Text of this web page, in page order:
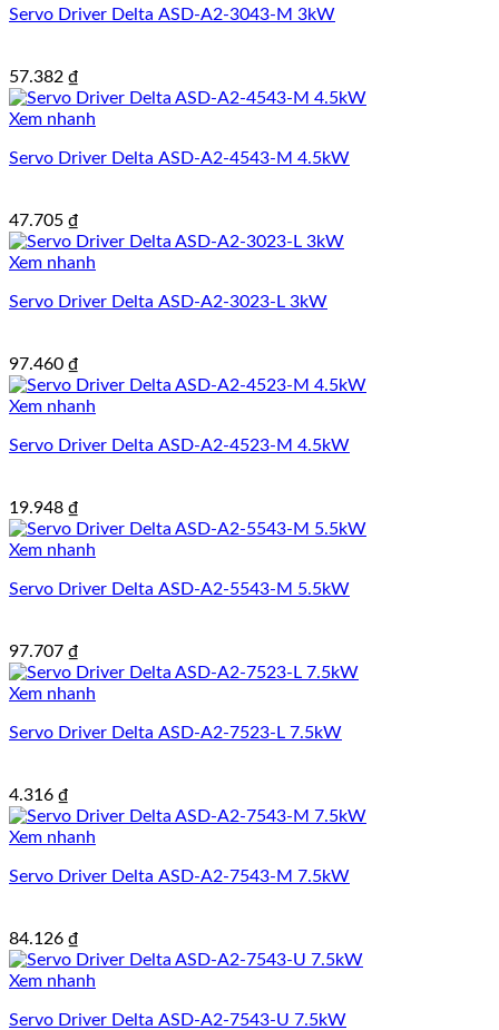
Servo Driver Delta ASD-A2-3043-M 3kW
57.382 ₫
Xem nhanh
Servo Driver Delta ASD-A2-4543-M 4.5kW
47.705 ₫
Xem nhanh
Servo Driver Delta ASD-A2-3023-L 3kW
97.460 ₫
Xem nhanh
Servo Driver Delta ASD-A2-4523-M 4.5kW
19.948 ₫
Xem nhanh
Servo Driver Delta ASD-A2-5543-M 5.5kW
97.707 ₫
Xem nhanh
Servo Driver Delta ASD-A2-7523-L 7.5kW
4.316 ₫
Xem nhanh
Servo Driver Delta ASD-A2-7543-M 7.5kW
84.126 ₫
Xem nhanh
Servo Driver Delta ASD-A2-7543-U 7.5kW